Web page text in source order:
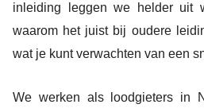
inleiding leggen we helder uit
waarom het juist bij oudere
wat je kunt verwachten van een
We werken als loodgieters in